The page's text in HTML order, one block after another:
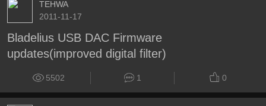
TEHWA
2011-11-17
Bladelius USB DAC Firmware
updates(improved digital filter)
5502 1 0